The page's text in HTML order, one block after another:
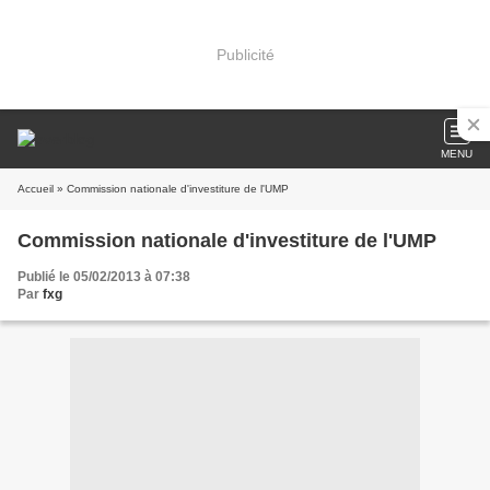
Publicité
MENU
Accueil » Commission nationale d'investiture de l'UMP
Commission nationale d'investiture de l'UMP
Publié le 05/02/2013 à 07:38
Par fxg